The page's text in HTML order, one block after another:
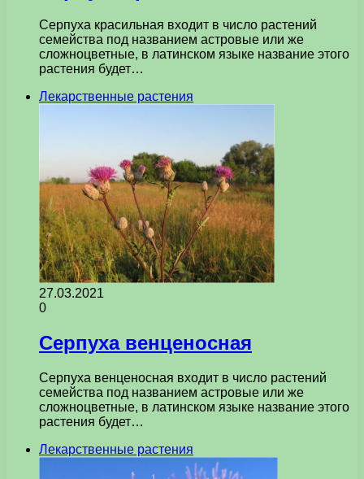
Серпуха красильная входит в число растений
семейства под названием астровые или же
сложноцветные, в латинском языке название этого
растения будет…
Лекарственные растения
27.03.2021
0
Серпуха венценосная
Серпуха венценосная входит в число растений
семейства под названием астровые или же
сложноцветные, в латинском языке название этого
растения будет…
Лекарственные растения